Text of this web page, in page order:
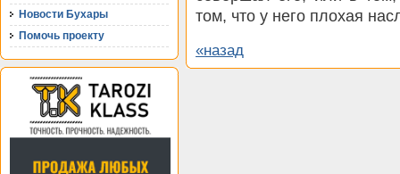
Новости Бухары
Помочь проекту
том, что у него плохая
«назад